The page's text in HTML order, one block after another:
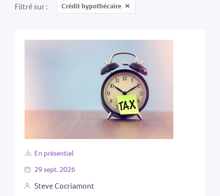
Filtré sur Crédit hypothécaire
En présentiel
29sept. 2026
Steve Cocriamont